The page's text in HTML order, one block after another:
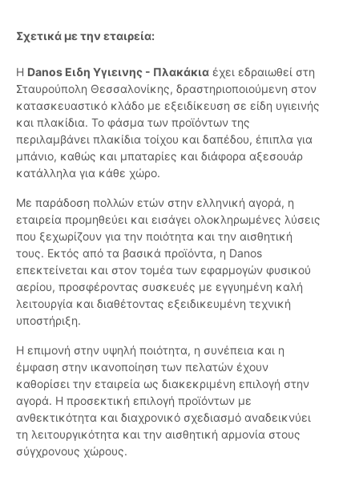
Σχετικά με την εταιρεία:
Η Danos Ειδη Υγιεινης - Πλακάκια έχει εδραιωθεί στη
Σταυρούπολη Θεσσαλονίκης, δραστηριοποιούμενη στον
κατασκευαστικό κλάδο με εξειδίκευση σε είδη υγιεινής
και πλακίδια. Το φάσμα των προϊόντων της
περιλαμβάνει πλακίδια τοίχου και δαπέδου, έπιπλα για
μπάνιο, καθώς και μπαταρίες και διάφορα αξεσουάρ
κατάλληλα για κάθε χώρο.
Με παράδοση πολλών ετών στην ελληνική αγορά, η
εταιρεία προμηθεύει και εισάγει ολοκληρωμένες λύσεις
που ξεχωρίζουν για την ποιότητα και την αισθητική
τους. Εκτός από τα βασικά προϊόντα, η Danos
επεκτείνεται και στον τομέα των εφαρμογών φυσικού
αερίου, προσφέροντας συσκευές με εγγυημένη καλή
λειτουργία και διαθέτοντας εξειδικευμένη τεχνική
υποστήριξη.
Η επιμονή στην υψηλή ποιότητα, η συνέπεια και η
έμφαση στην ικανοποίηση των πελατών έχουν
καθορίσει την εταιρεία ως διακεκριμένη επιλογή στην
αγορά. Η προσεκτική επιλογή προϊόντων με
ανθεκτικότητα και διαχρονικό σχεδιασμό αναδεικνύει
τη λειτουργικότητα και την αισθητική αρμονία στους
σύγχρονους χώρους.